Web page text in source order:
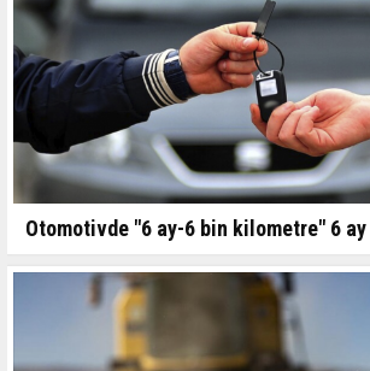
Otomotivde "6 ay-6 bin kilometre" 6 ay